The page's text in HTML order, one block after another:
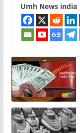
Umh News india